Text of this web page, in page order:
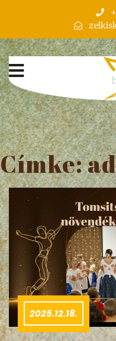
Címke:
2025.12.18.